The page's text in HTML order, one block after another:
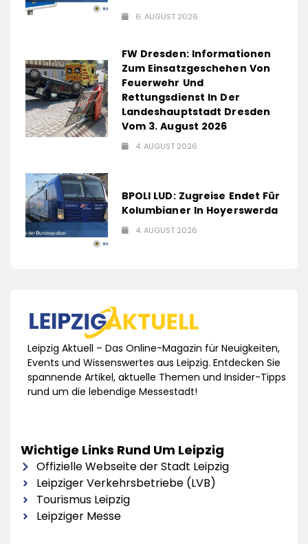
6. AUGUST 2026
FW Dresden: Informationen
Zum Einsatzgeschehen Von
Feuerwehr Und
Rettungsdienst In Der
Landeshauptstadt Dresden
Vom 3. August 2026
4. AUGUST 2026
BPOLI LUD: Zugreise Endet Für
Kolumbianer In Hoyerswerda
4. AUGUST 2026
Leipzig Aktuell – Das Online-Magazin für Neuigkeiten,
Events und Wissenswertes aus Leipzig. Entdecken Sie
spannende Artikel, aktuelle Themen und Insider-Tipps
rund um die lebendige Messestadt!
Wichtige Links Rund Um Leipzig
Offizielle Webseite der Stadt Leipzig
Leipziger Verkehrsbetriebe (LVB)
Tourismus Leipzig
Leipziger Messe